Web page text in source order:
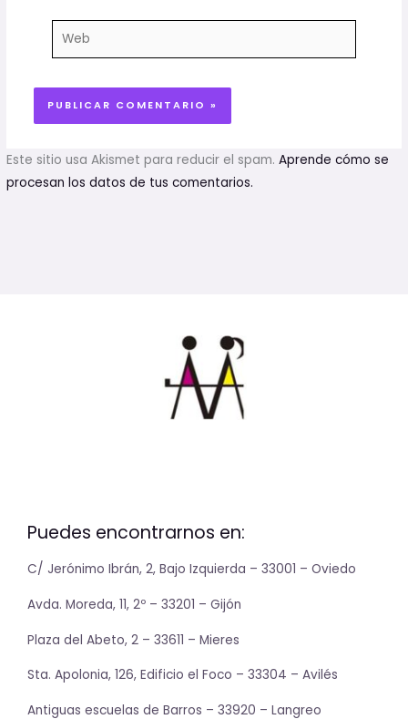
Web
Este sitio usa Akismet para reducir el spam.Aprende cómo se
procesan los datos de tus comentarios.
Puedes encontrarnos en:
C/ Jerónimo Ibrán, 2, Bajo Izquierda – 33001 – Oviedo
Avda. Moreda, 11, 2º – 33201 – Gijón
Plaza del Abeto, 2 – 33611 – Mieres
Sta. Apolonia, 126, Edificio el Foco – 33304 – Avilés
Antiguas escuelas de Barros – 33920 – Langreo